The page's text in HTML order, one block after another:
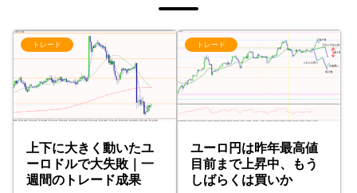
トレード
上下に大きく動いたユ
ーロドルで大失敗｜一
週間のトレード成果
トレード
ユーロ円は昨年最高値
目前まで上昇中、もう
しばらくは買いか